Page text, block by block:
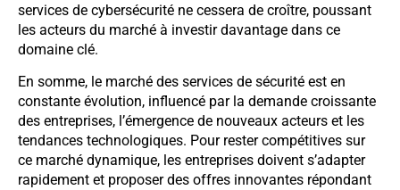
services de cybersécurité ne cessera de croître, poussant
les acteurs du marché à investir davantage dans ce
domaine clé.
En somme, le marché des services de sécurité est en
constante évolution, influencé par la demande croissante
des entreprises, l’émergence de nouveaux acteurs et les
tendances technologiques. Pour rester compétitives sur
ce marché dynamique, les entreprises doivent s’adapter
rapidement et proposer des offres innovantes répondant